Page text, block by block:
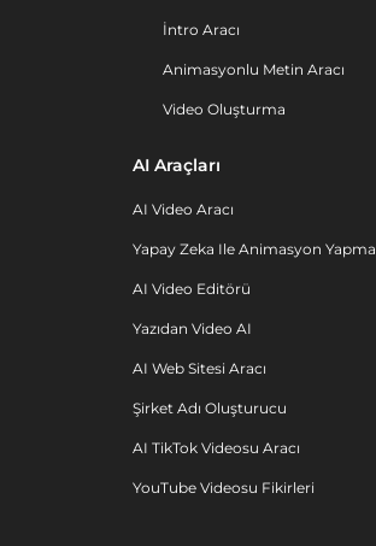
İntro Aracı
Animasyonlu Metin Aracı
Video Oluşturma
AI Araçları
AI Video Aracı
Yapay Zeka Ile Animasyon Yapma
AI Video Editörü
Yazıdan Video AI
AI Web Sitesi Aracı
Şirket Adı Oluşturucu
AI TikTok Videosu Aracı
YouTube Videosu Fikirleri